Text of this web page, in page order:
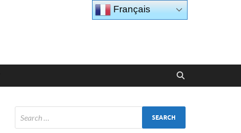
Français